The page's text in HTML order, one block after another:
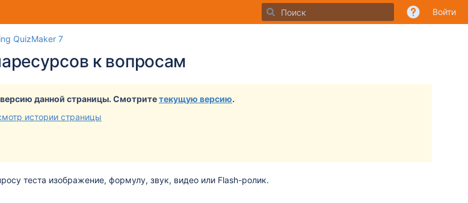
Войти
QuizMaker 7
концу
баннера
началу
баннерак вопросам
данной страницы. Смотритетекущую версию.
истории страницы
теста изображение, формулу, звук, видео или Flash-ролик.